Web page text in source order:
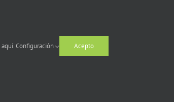
aquí.Configuración Acepto